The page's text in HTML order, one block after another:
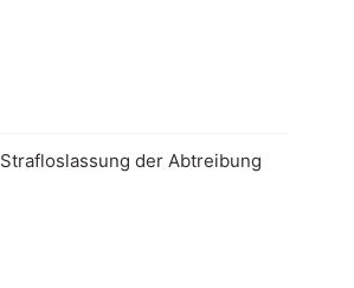
Strafloslassung der Abtreibung